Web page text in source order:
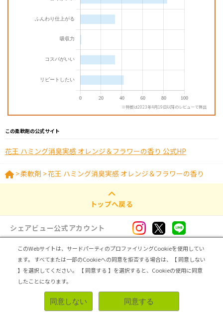
※特徴は2023年4月19日以降のレビューで算出
この柔軟剤の公式サイト
花王 ハミング消臭実感 オレンジ＆フラワーの香り 公式HP
>柔軟剤 >花王 ハミング消臭実感 オレンジ＆フラワーの香り
トップへ戻る
シェアビュー公式アカウント
ログイン・新規登録
トップ | シェアビューとは レビュアー向け シェアビューインタビュー | カテゴリ一覧
運営会社 | 個人情報の取扱いについて
Copyright (C) ASMARQ Co.,Ltd. All Rights Reserved.
無料登録＆レビューで100ポイント
このWebサイトは、サードパーティのプロファイリングCookieを使用してい
ます。
すべてまたは一部のCookieへの同意を拒否する場合は、【 同意しない
】を選択してください。
【 同意する 】を選択すると、Cookieの使用に同意
したことになります。
同意しない 同意する